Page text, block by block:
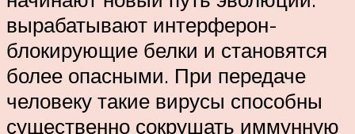
вырабатывают интерферон-
блокирующие белки и становятся
более опасными. При передаче
человеку такие вирусы способны
существенно сокрушать иммунную